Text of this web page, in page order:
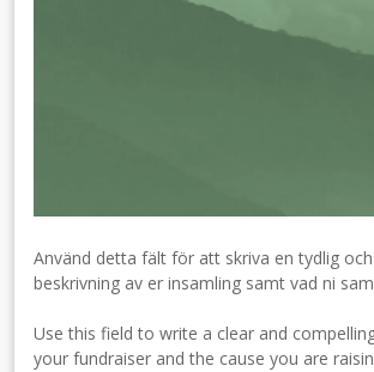
Använd detta fält för att skriva en tydlig
beskrivning av er insamling samt vad ni
Use this field to write a clear and
your fundraiser and the cause you are